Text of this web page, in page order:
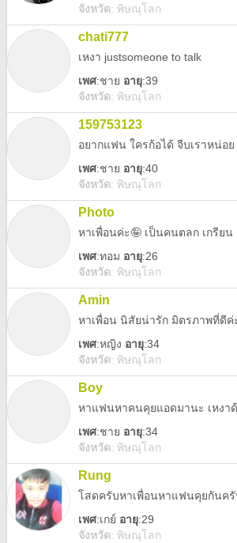
จังหวัด: พิษณุโลก
chati777
เหงา justsomeone to talk
เพศ:ชาย อายุ:39
จังหวัด: พิษณุโลก
159753123
อยากแฟน ใครก้อได้ จีบเราหน่อย
เพศ:ชาย อายุ:40
จังหวัด: พิษณุโลก
Photo
หาเพื่อนค่ะ🤪 เป็นคนตลก เกรีย
เพศ:ทอม อายุ:26
จังหวัด: พิษณุโลก
Amin
หาเพื่อน นิสัยน่ารัก มิตรภาพที่ดีค่
เพศ:หญิง อายุ:34
จังหวัด: พิษณุโลก
Boy
หาแฟนหาคนคุยแอดมานะ เหงา
เพศ:ชาย อายุ:34
จังหวัด: พิษณุโลก
Rung
โสดครับหาเพื่อนหาแฟนคุยกันครั
เพศ:เกย์ อายุ:29
จังหวัด: พิษณุโลก